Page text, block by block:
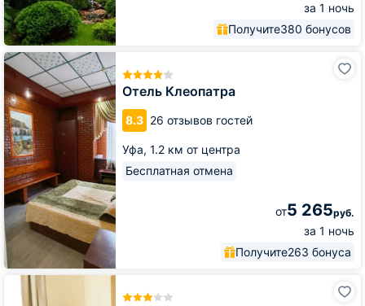
за 1 ночь
Получите380 бонусов
Отель Клеопатра
8.3 26 отзывов гостей
Уфа, 1.2 км от центра
Бесплатная отмена
от5 265руб.
за 1 ночь
Получите263 бонуса
Отель
Клеопатра
Отель
Аристоль